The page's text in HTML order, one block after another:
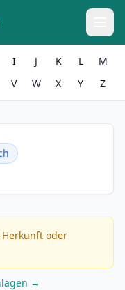
I J K L
M
V W X Y Z
oder
→